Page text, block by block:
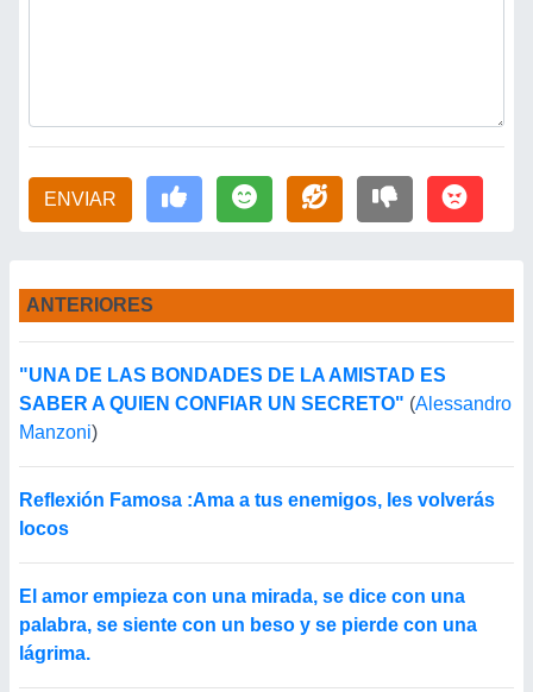
ENVIAR
ANTERIORES
"UNA DE LAS BONDADES DE LA AMISTAD ES
SABER A QUIEN CONFIAR UN SECRETO" (Alessandro
Manzoni)
Reflexión Famosa :Ama a tus enemigos, les volverás
locos
El amor empieza con una mirada, se dice con una
palabra, se siente con un beso y se pierde con una
lágrima.